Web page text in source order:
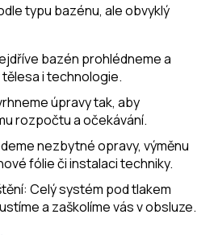
typu bazénu, ale obvyklý
bazén prohlédneme a
i technologie.
úpravy tak, aby
rozpočtu a očekávání.
nezbytné opravy, výměnu
fólie či instalaci techniky.
Celý systém pod tlakem
a zaškolíme vás v obsluze.